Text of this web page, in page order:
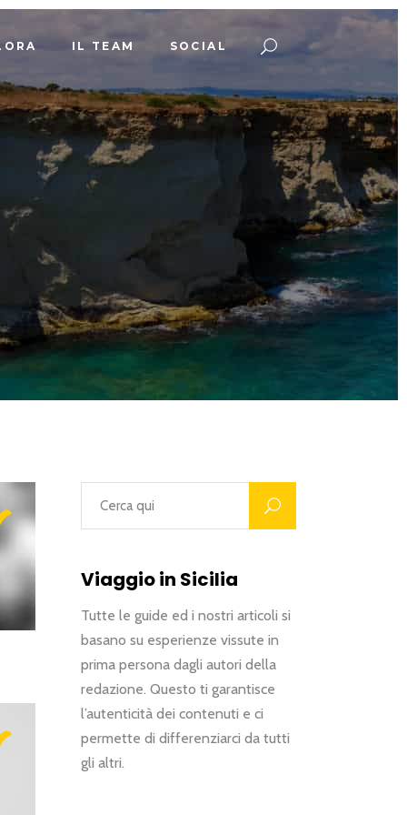
IL TEAM SOCIAL
Viaggio in Sicilia
Tutte le guide ed i nostri articoli si
basano su esperienze vissute in
prima persona dagli autori della
redazione. Questo ti garantisce
l’autenticità dei contenuti e ci
permette di differenziarci da tutti
gli altri.